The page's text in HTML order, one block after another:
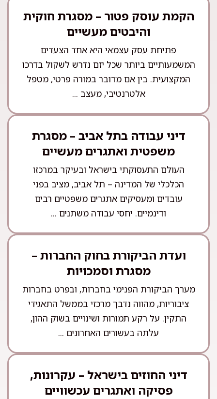
הקמת עוסק פטור – מסגרת חוקית
והיבטים מעשיים
פתיחת עסק עצמאי היא אחד הצעדים
המשמעותיים ביותר שכל יזם נדרש לשקול בדרכו
המקצועית. בין אם מדובר במורה פרטי, מטפל
אלטרנטיבי, מעצב ...
דיני עבודה בתל אביב – מסגרת
משפטית ואתגרים מעשיים
העולם התעסוקתי בישראל ובעיקר במרכזו
הכלכלי של המדינה – תל אביב, מציב בפני
עובדים ומעסיקים אתגרים משפטיים רבים
ודינמיים. יחסי עבודה משתנים ...
ועדת הביקורת בחוק החברות –
מסגרת וסמכויות
מערך הביקורת הפנימי בחברות, ובפרט בחברות
ציבוריות, מהווה נדבך מרכזי בממשל התאגידי
התקין. על רקע תמורות ושינויים בשוק ההון,
עלתה בעשורים האחרונים ...
דיני החוזים בישראל – עקרונות,
פסיקה ואתגרים עכשוויים